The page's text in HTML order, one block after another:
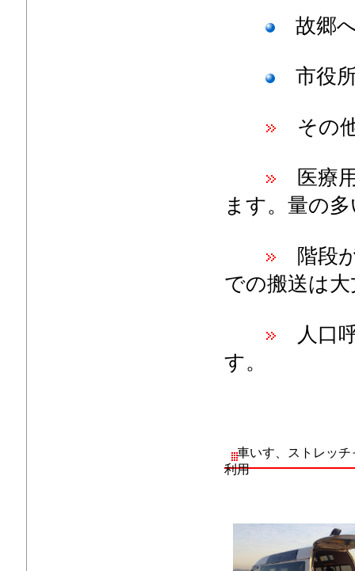
故郷
市役
その
医療
ます。量の
階段
での搬送は
人口
す。
車いす、ストレッチ
利用